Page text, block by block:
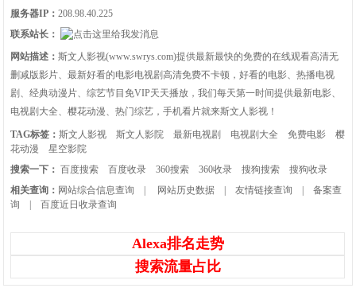
服务器IP：208.98.40.225
联系站长：
网站描述：斯文人影视(www.swrys.com)提供最新最快的免费的在线观看高清无
删减版影片、最新好看的电影电视剧高清免费不卡顿，好看的电影、热播电视
剧、经典动漫片、综艺节目免VIP天天播放，我们每天第一时间提供最新电影、
电视剧大全、樱花动漫、热门综艺，手机看片就来斯文人影视！
TAG标签：斯文人影视 斯文人影院 最新电视剧 电视剧大全 免费电影
樱
花动漫
星空影院
搜索一下： 百度搜索 百度收录 360搜索 360收录 搜狗搜索
搜狗收录
相关查询： 网站综合信息查询 网站历史数据 |友情链接查询 |备案查
询
|百度近日收录查询
Alexa排名走势
搜索流量占比